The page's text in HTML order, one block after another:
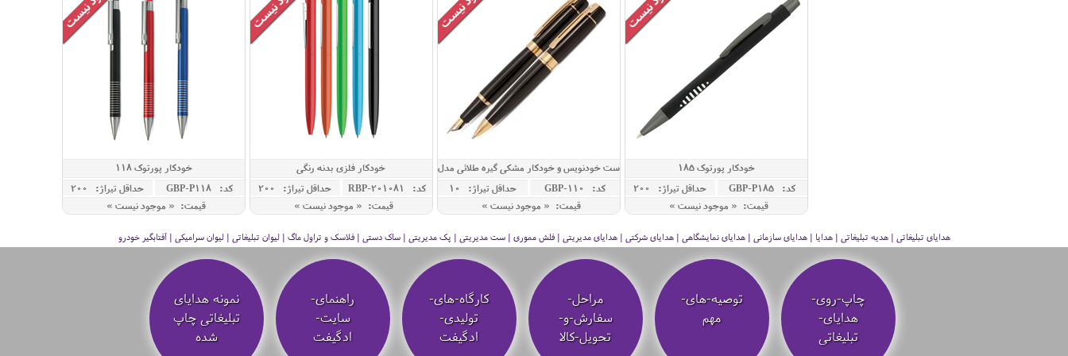
خودکار پورتوک 185
کد: GBP-P185
حداقل تيراژ: 200
قیمت: « موجود نیست »
ست خودنویس و خودکار مشکی گیره طلائی مدل
کد: GBP-110
حداقل تيراژ: 10
قیمت: « موجود نیست »
خودکار فلزی بدنه رنگی
کد: RBP-201081
حداقل تيراژ: 200
قیمت: « موجود نیست »
خودکار پورتوک 118
کد: GBP-P118
حداقل تيراژ: 200
قیمت: « موجود نیست »
هدایای تبلیغاتی | هدیه تبلیغاتی | هدایا | هدایای سازمانی | هدایای نمایشگاهی | هدایای شرکتی | هدایای مدیریتی | فلش مموری | ست مدیریتی | پک مدیریتی | ساک دستی | فلاسک و تراول ماگ | لیوان تبلیغاتی | لیوان سرامیکی | آفتابگیر خودرو
چاپ-روی-
هدایای-
تبلیغاتی
توصیه‌-های-
مهم
مراحل-
سفارش-و-
تحویل-کالا
کارگاه-های-
تولیدی-
ادگیفت
راهنمای-
سایت-
ادگیفت
نمونه هدایای
تبلیغاتی چاپ
شده